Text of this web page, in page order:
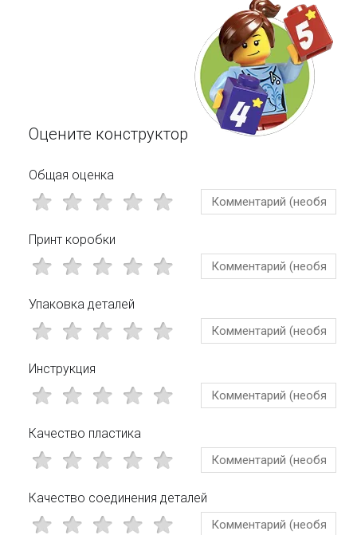
Оцените конструктор
Общая оценка
Принт коробки
Упаковка деталей
Инструкция
Качество пластика
Качество соединения деталей